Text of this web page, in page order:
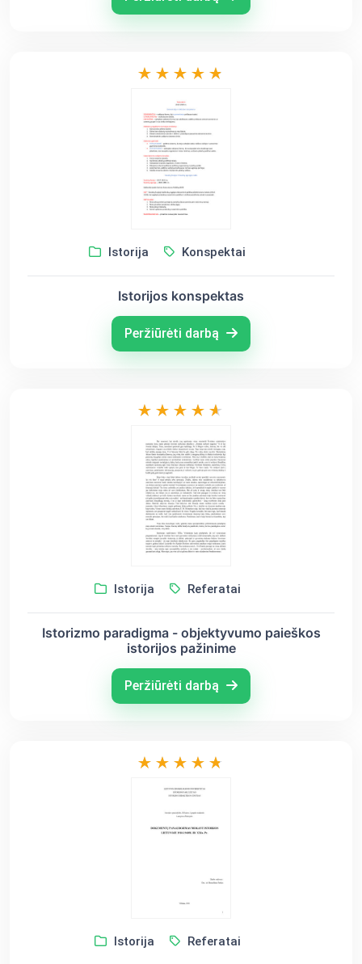
Istorija Konspektai
Istorijos konspektas
Peržiūrėti darbą
Istorija Referatai
Istorizmo paradigma - objektyvumo paieškos
istorijos pažinime
Peržiūrėti darbą
Istorija Referatai